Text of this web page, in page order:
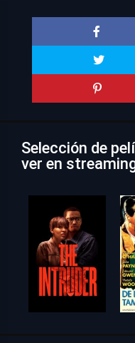
Selección de
ver en